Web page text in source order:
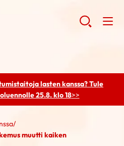
lasten kanssa? Tule
25.8. klo 18>>
/
muutti kaiken